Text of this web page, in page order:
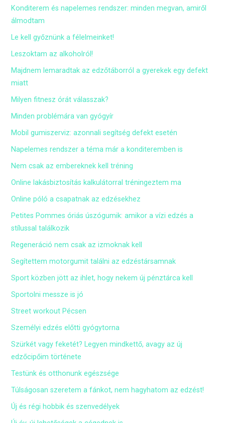
Konditerem és napelemes rendszer: minden megvan, amiről
álmodtam
Le kell győznünk a félelmeinket!
Leszoktam az alkoholról!
Majdnem lemaradtak az edzőtáborról a gyerekek egy defekt
miatt
Milyen fitnesz órát válasszak?
Minden problémára van gyógyír
Mobil gumiszerviz: azonnali segítség defekt esetén
Napelemes rendszer a téma már a konditeremben is
Nem csak az embereknek kell tréning
Online lakásbiztosítás kalkulátorral tréningeztem ma
Online póló a csapatnak az edzésekhez
Petites Pommes óriás úszógumik: amikor a vízi edzés a
stílussal találkozik
Regeneráció nem csak az izmoknak kell
Segítettem motorgumit találni az edzéstársamnak
Sport közben jött az ihlet, hogy nekem új pénztárca kell
Sportolni messze is jó
Street workout Pécsen
Személyi edzés előtti gyógytorna
Szürkét vagy feketét? Legyen mindkettő, avagy az új
edzőcipőim története
Testünk és otthonunk egészsége
Túlságosan szeretem a fánkot, nem hagyhatom az edzést!
Új és régi hobbik és szenvedélyek